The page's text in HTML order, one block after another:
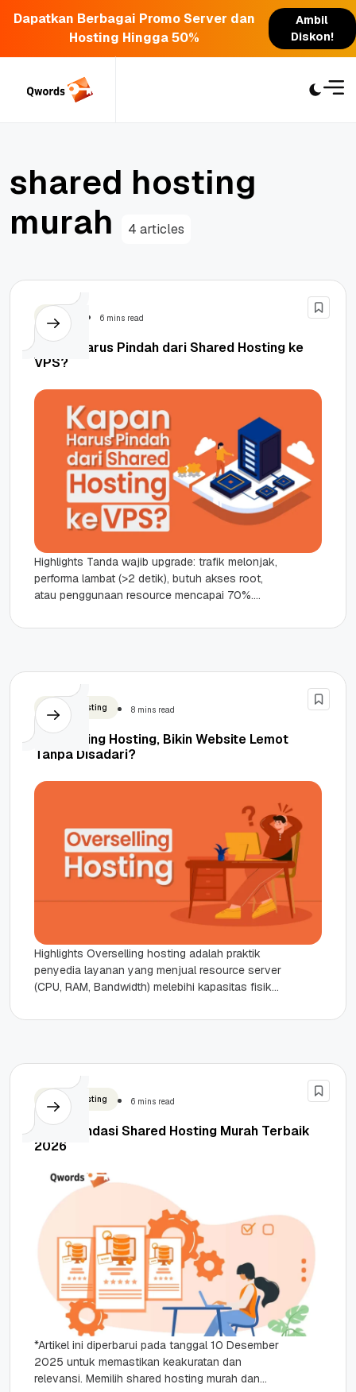
Dapatkan Berbagai Promo Server dan
Hosting Hingga 50%
Ambil
Diskon!
shared hosting
murah 4 articles
Hosting 6 mins read
Kapan Harus Pindah dari Shared Hosting ke
VPS?
Highlights Tanda wajib upgrade: trafik melonjak,
performa lambat (>2 detik), butuh akses root,
atau penggunaan resource mencapai 70%.
fleksibel, keamanan...
Shared Hosting 8 mins read
Overselling Hosting, Bikin Website Lemot
Tanpa Disadari?
Highlights Overselling hosting adalah praktik
penyedia layanan yang menjual resource server
(CPU, RAM, Bandwidth) melebihi kapasitas fisik
overselling adalah performance...
Shared Hosting 6 mins read
Rekomendasi Shared Hosting Murah Terbaik
2026
*Artikel ini diperbarui pada tanggal 10 Desember
2025 untuk memastikan keakuratan dan
relevansi. Memilih shared hosting murah dan